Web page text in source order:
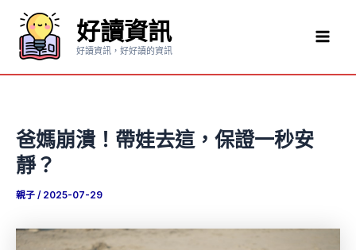
要
好讀資訊
好讀資訊，好好讀的資訊
爸媽崩潰！帶娃去這，保證一秒安
靜？
親子 / 2025-07-29